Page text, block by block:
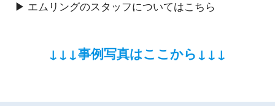
▶︎ エムリングのスタッフについてはこちら
↓↓↓事例写真はここから↓↓↓